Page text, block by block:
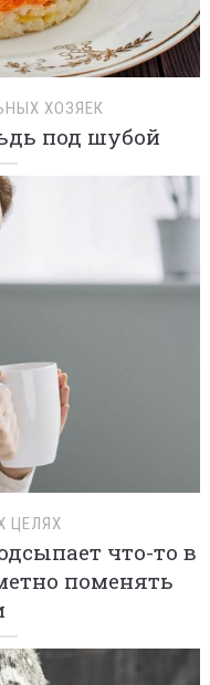
ХОЗЯЕК
под шубой
ЦЕЛЯХ
что-то в
поменять